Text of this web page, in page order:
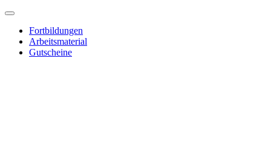
Fortbildungen
Arbeitsmaterial
Gutscheine